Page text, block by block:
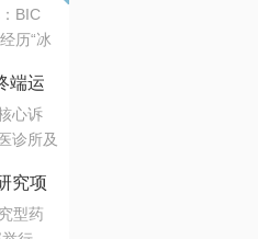
BIC
历“冰
入院
业链协
义未
的技
验
端运
心诉
诊所及
究项
型药